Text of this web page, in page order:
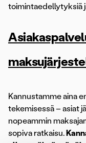
toimintaedellytyksiä
Kannustamme aina
tekemisessä – asiat
nopeammin
sopiva ratkaisu.